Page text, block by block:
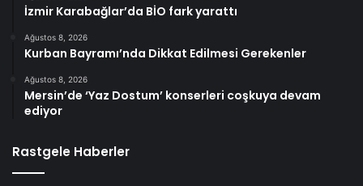
İzmir Karabağlar’da BİO fark yarattı
Ağustos 8, 2026
Kurban Bayramı’nda Dikkat Edilmesi Gerekenler
Ağustos 8, 2026
Mersin’de ‘Yaz Dostum’ konserleri coşkuya devam
ediyor
Rastgele Haberler